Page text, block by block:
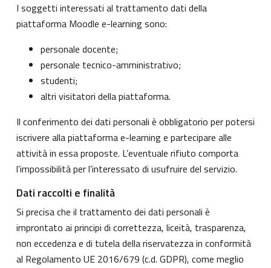
I soggetti interessati al trattamento dati della
piattaforma Moodle e-learning sono:
personale docente;
personale tecnico-amministrativo;
studenti;
altri visitatori della piattaforma.
Il conferimento dei dati personali è obbligatorio per potersi
iscrivere alla piattaforma e-learning e partecipare alle
attività in essa proposte. L’eventuale rifiuto comporta
l’impossibilità per l’interessato di usufruire del servizio.
Dati raccolti e finalità
Si precisa che il trattamento dei dati personali è
improntato ai principi di correttezza, liceità, trasparenza,
non eccedenza e di tutela della riservatezza in conformità
al Regolamento UE 2016/679 (c.d. GDPR), come meglio